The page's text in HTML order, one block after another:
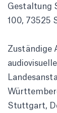
Gestal­tung
100, 73525
Zuständige
Stuttgart,